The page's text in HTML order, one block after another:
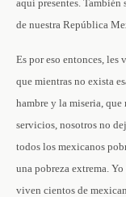
aquí presentes. También
de nuestra República
Es por eso entonces, les
que mientras no exista
hambre y la miseria, que
servicios, nosotros no
todos los mexicanos
una pobreza extrema.
viven cientos de